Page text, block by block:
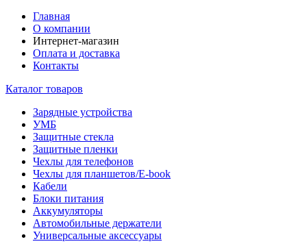
Главная
О компании
Интернет-магазин
Оплата и доставка
Контакты
Каталог товаров
Зарядные устройства
УМБ
Защитные стекла
Защитные пленки
Чехлы для телефонов
Чехлы для планшетов/E-book
Кабели
Блоки питания
Аккумуляторы
Автомобильные держатели
Универсальные аксессуары